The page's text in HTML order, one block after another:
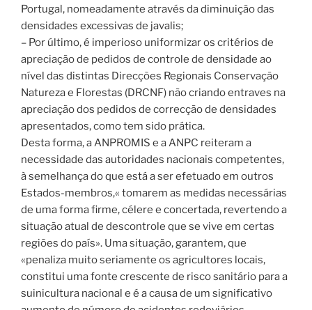
Portugal, nomeadamente através da diminuição das
densidades excessivas de javalis;
– Por último, é imperioso uniformizar os critérios de
apreciação de pedidos de controle de densidade ao
nível das distintas Direcções Regionais Conservação
Natureza e Florestas (DRCNF) não criando entraves na
apreciação dos pedidos de correcção de densidades
apresentados, como tem sido prática.
Desta forma, a ANPROMIS e a ANPC reiteram a
necessidade das autoridades nacionais competentes,
à semelhança do que está a ser efetuado em outros
Estados-membros,« tomarem as medidas necessárias
de uma forma firme, célere e concertada, revertendo a
situação atual de descontrole que se vive em certas
regiões do país». Uma situação, garantem, que
«penaliza muito seriamente os agricultores locais,
constitui uma fonte crescente de risco sanitário para a
suinicultura nacional e é a causa de um significativo